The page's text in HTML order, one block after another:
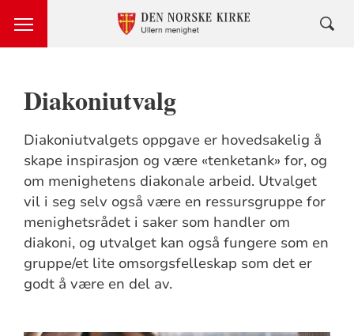
Diakoniutvalg
Diakoniutvalgets oppgave er hovedsakelig å
skape inspirasjon og være «tenketank» for, og
om menighetens diakonale arbeid. Utvalget
vil i seg selv også være en ressursgruppe for
menighetsrådet i saker som handler om
diakoni, og utvalget kan også fungere som en
gruppe/et lite omsorgsfelleskap som det er
godt å være en del av.